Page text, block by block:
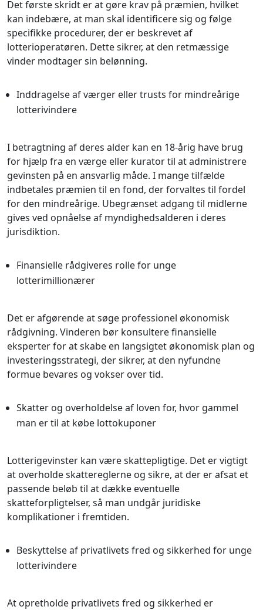
Det første skridt er at gøre krav på præmien, hvilket
kan indebære, at man skal identificere sig og følge
specifikke procedurer, der er beskrevet af
lotterioperatøren. Dette sikrer, at den retmæssige
vinder modtager sin belønning.
Inddragelse af værger eller trusts for mindreårige
lotterivindere
I betragtning af deres alder kan en 18-årig have brug
for hjælp fra en værge eller kurator til at administrere
gevinsten på en ansvarlig måde. I mange tilfælde
indbetales præmien til en fond, der forvaltes til fordel
for den mindreårige. Ubegrænset adgang til midlerne
gives ved opnåelse af myndighedsalderen i deres
jurisdiktion.
Finansielle rådgiveres rolle for unge
lotterimillionærer
Det er afgørende at søge professionel økonomisk
rådgivning. Vinderen bør konsultere finansielle
eksperter for at skabe en langsigtet økonomisk plan og
investeringsstrategi, der sikrer, at den nyfundne
formue bevares og vokser over tid.
Skatter og overholdelse af loven for, hvor gammel
man er til at købe lottokuponer
Lotterigevinster kan være skattepligtige. Det er vigtigt
at overholde skattereglerne og sikre, at der er afsat et
passende beløb til at dække eventuelle
skatteforpligtelser, så man undgår juridiske
komplikationer i fremtiden.
Beskyttelse af privatlivets fred og sikkerhed for unge
lotterivindere
At opretholde privatlivets fred og sikkerhed er